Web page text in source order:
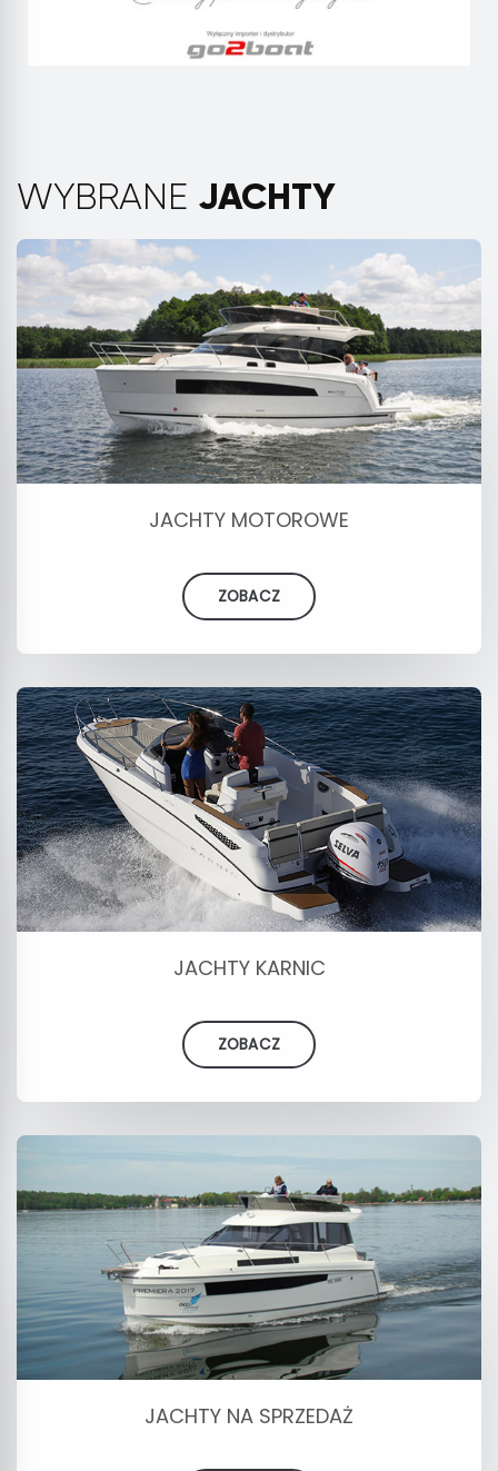
WYBRANE JACHTY
JACHTY MOTOROWE
ZOBACZ
JACHTY KARNIC
ZOBACZ
JACHTY NA SPRZEDAŻ